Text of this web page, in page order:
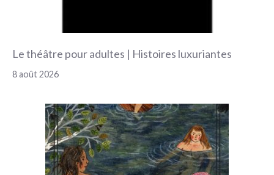
Le théâtre pour adultes | Histoires luxuriantes
8 août 2026